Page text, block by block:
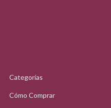
Categorías
Cómo Comprar